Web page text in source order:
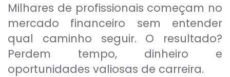
Milhares de profissionais começam no
mercado financeiro sem entender
qual caminho seguir. O resultado?
Perdem tempo, dinheiro e
oportunidades valiosas de carreira.